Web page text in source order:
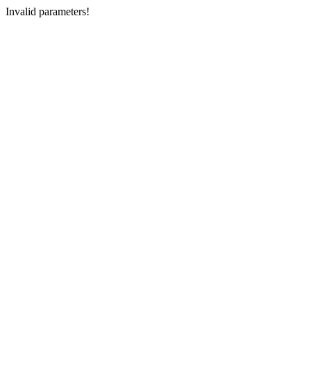
Invalid parameters!